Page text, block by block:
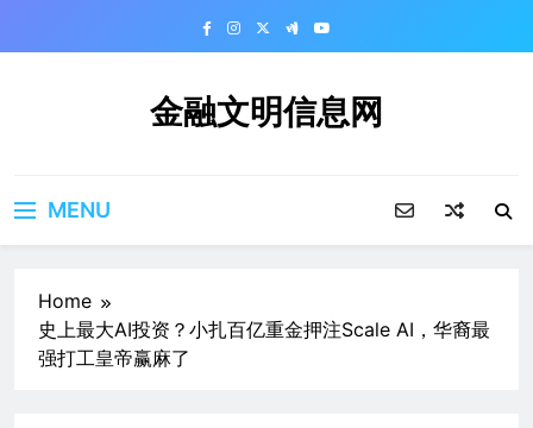
金融文明信息网
MENU
Home
史上最大AI投资？小扎百亿重金押注Scale AI，华裔最
强打工皇帝赢麻了